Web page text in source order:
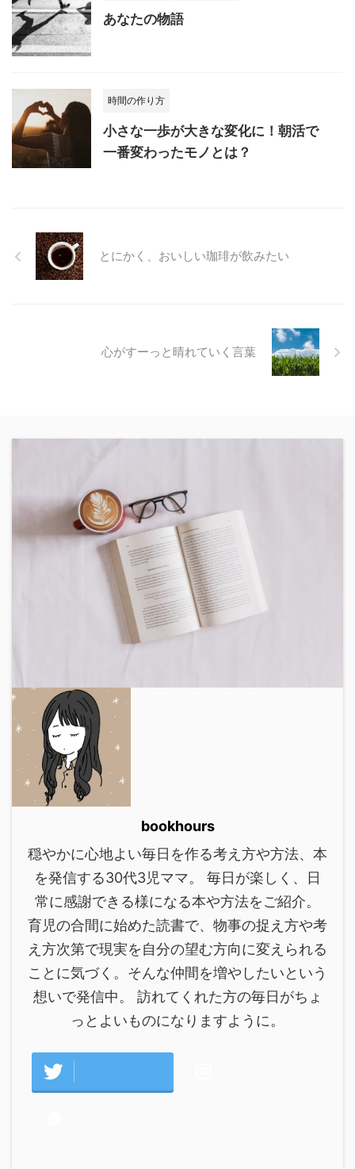
あなたの物語
時間の作り方
小さな一歩が大きな変化に！朝活で
一番変わったモノとは？
とにかく、おいしい珈琲が飲みたい
心がすーっと晴れていく言葉
bookhours
穏やかに心地よい毎日を作る考え方や方法、本
を発信する30代3児ママ。 毎日が楽しく、日
常に感謝できる様になる本や方法をご紹介。
育児の合間に始めた読書で、物事の捉え方や考
え方次第で現実を自分の望む方向に変えられる
ことに気づく。そんな仲間を増やしたいという
想いで発信中。 訪れてくれた方の毎日がちょ
っとよいものになりますように。